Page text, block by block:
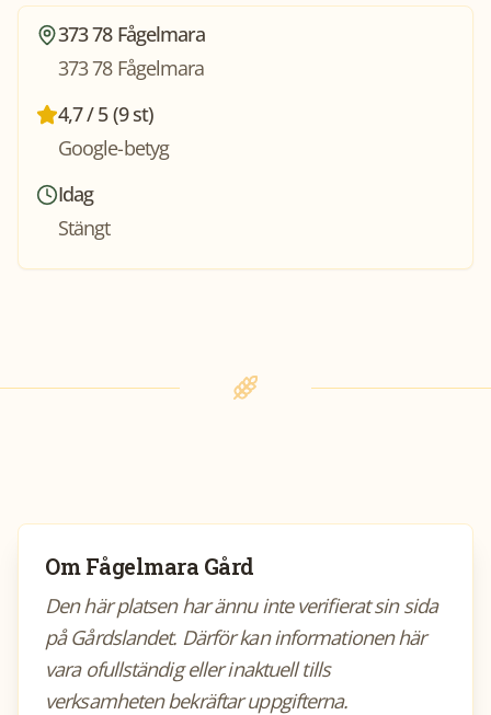
373 78 Fågelmara
373 78 Fågelmara
4,7 / 5 (9 st)
Google-betyg
Idag
Stängt
OmFågelmara Gård
Den här platsen har ännu inte verifierat sin sida
på Gårdslandet. Därför kan informationen här
vara ofullständig eller inaktuell tills
verksamheten bekräftar uppgifterna.